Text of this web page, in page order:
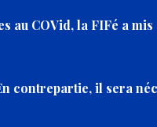
au COVid, la FIFé a
contrepartie, il sera